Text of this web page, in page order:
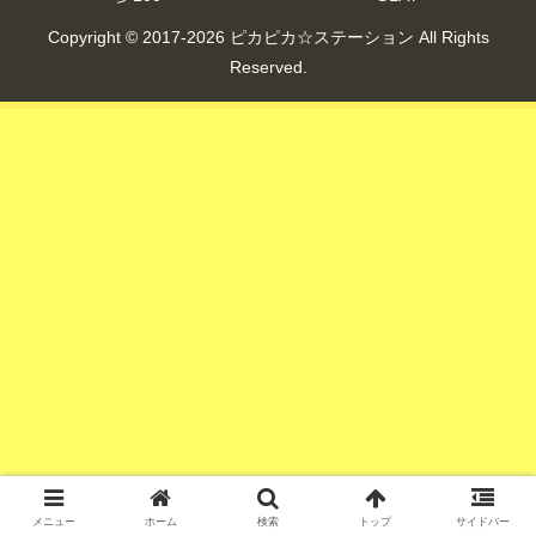
Copyright © 2017-2026 ピカピカ☆ステーション All Rights
Reserved.
メニュー ホーム 検索 トップ サイドバー